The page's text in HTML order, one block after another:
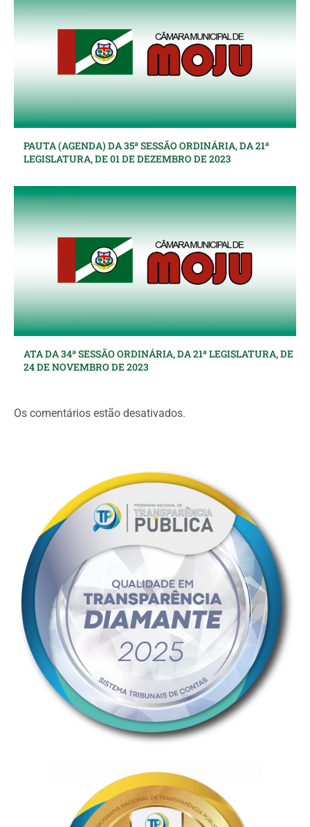
PAUTA (AGENDA) DA 35ª SESSÃO ORDINÁRIA, DA 21ª
LEGISLATURA, DE 01 DE DEZEMBRO DE 2023
ATA DA 34ª SESSÃO ORDINÁRIA, DA 21ª LEGISLATURA, DE
24 DE NOVEMBRO DE 2023
Os comentários estão desativados.